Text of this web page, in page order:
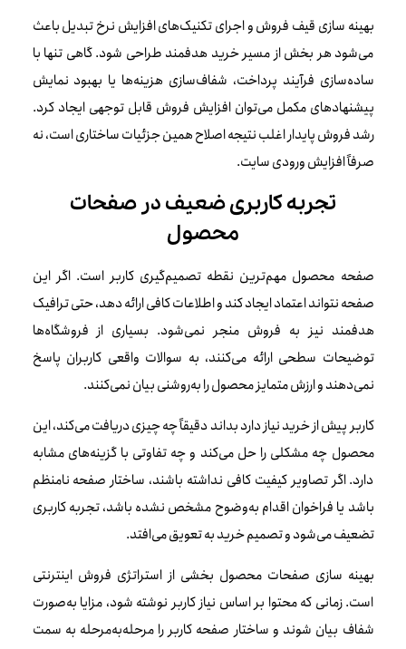
بهینه سازی قیف فروش و اجرای تکنیک‌های افزایش نرخ تبدیل باعث
می‌شود هر بخش از مسیر خرید هدفمند طراحی شود. گاهی تنها با
ساده‌سازی فرآیند پرداخت، شفاف‌سازی هزینه‌ها یا بهبود نمایش
پیشنهادهای مکمل می‌توان افزایش فروش قابل توجهی ایجاد کرد.
رشد فروش پایدار اغلب نتیجه اصلاح همین جزئیات ساختاری است، نه
صرفاً افزایش ورودی سایت.
تجربه کاربری ضعیف در صفحات
محصول
صفحه محصول مهم‌ترین نقطه تصمیم‌گیری کاربر است. اگر این
صفحه نتواند اعتماد ایجاد کند و اطلاعات کافی ارائه دهد، حتی ترافیک
هدفمند نیز به فروش منجر نمی‌شود. بسیاری از فروشگاه‌ها
توضیحات سطحی ارائه می‌کنند، به سوالات واقعی کاربران پاسخ
نمی‌دهند و ارزش متمایز محصول را به‌روشنی بیان نمی‌کنند.
کاربر پیش از خرید نیاز دارد بداند دقیقاً چه چیزی دریافت می‌کند، این
محصول چه مشکلی را حل می‌کند و چه تفاوتی با گزینه‌های مشابه
دارد. اگر تصاویر کیفیت کافی نداشته باشند، ساختار صفحه نامنظم
باشد یا فراخوان اقدام به‌وضوح مشخص نشده باشد، تجربه کاربری
تضعیف می‌شود و تصمیم خرید به تعویق می‌افتد.
بهینه سازی صفحات محصول بخشی از استراتژی فروش اینترنتی
است. زمانی که محتوا بر اساس نیاز کاربر نوشته شود، مزایا به‌صورت
شفاف بیان شوند و ساختار صفحه کاربر را مرحله‌به‌مرحله به سمت